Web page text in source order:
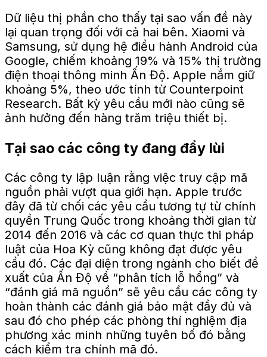
Dữ liệu thị phần cho thấy tại sao vấn đề này
lại quan trọng đối với cả hai bên. Xiaomi và
Samsung, sử dụng hệ điều hành Android của
Google, chiếm khoảng 19% và 15% thị trường
điện thoại thông minh Ấn Độ. Apple nắm giữ
khoảng 5%, theo ước tính từ Counterpoint
Research. Bất kỳ yêu cầu mới nào cũng sẽ
ảnh hưởng đến hàng trăm triệu thiết bị.
Tại sao các công ty đang đẩy lùi
Các công ty lập luận rằng việc truy cập mã
nguồn phải vượt qua giới hạn. Apple trước
đây đã từ chối các yêu cầu tương tự từ chính
quyền Trung Quốc trong khoảng thời gian từ
2014 đến 2016 và các cơ quan thực thi pháp
luật của Hoa Kỳ cũng không đạt được yêu
cầu đó. Các đại diện trong ngành cho biết đề
xuất của Ấn Độ về “phân tích lỗ hổng” và
“đánh giá mã nguồn” sẽ yêu cầu các công ty
hoàn thành các đánh giá bảo mật đầy đủ và
sau đó cho phép các phòng thí nghiệm địa
phương xác minh những tuyên bố đó bằng
cách kiểm tra chính mã đó.